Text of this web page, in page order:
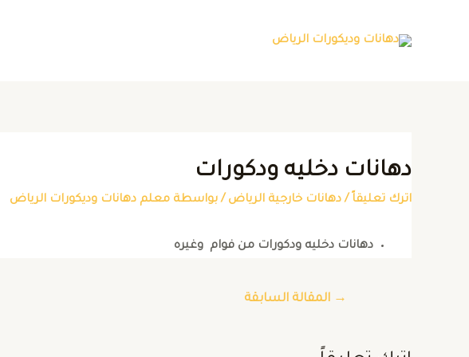
دهانات دخليه ودكورات
اترك تعليقاً /دهانات خارجية الرياض / بواسطة معلم دهانات وديكورات الرياض
دهانات دخليه ودكورات من فوام وغيره
→ المقالة السابقة